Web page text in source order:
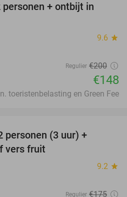
+ ontbijt in
9.6 star
Regulier €200
€148
toeristenbelasting en Green Fee
personen (3 uur) +
vers fruit
9.2 star
Regulier €175